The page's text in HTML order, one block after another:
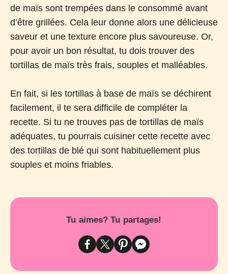
de maïs sont trempées dans le consommé avant
d’être grillées. Cela leur donne alors une délicieuse
saveur et une texture encore plus savoureuse. Or,
pour avoir un bon résultat, tu dois trouver des
tortillas de maïs très frais, souples et malléables.
En fait, si les tortillas à base de maïs se déchirent
facilement, il te sera difficile de compléter la
recette. Si tu ne trouves pas de tortillas de maïs
adéquates, tu pourrais cuisiner cette recette avec
des tortillas de blé qui sont habituellement plus
souples et moins friables.
Tu aimes? Tu partages!